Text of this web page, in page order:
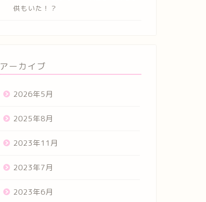
供もいた！？
アーカイブ
2026年5月
2025年8月
2023年11月
2023年7月
2023年6月